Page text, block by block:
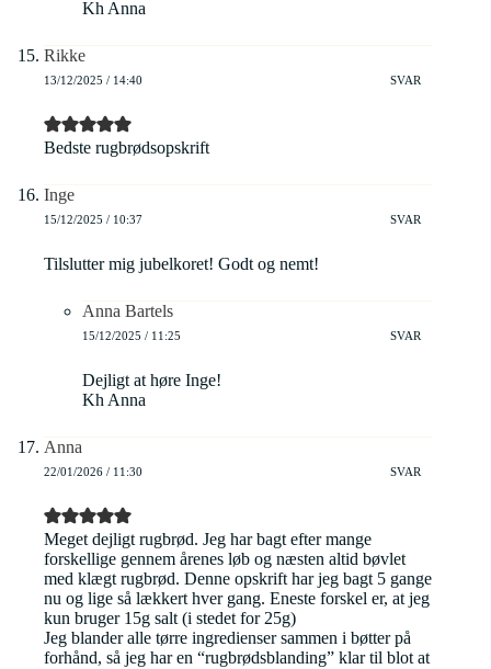
Kh Anna
Rikke
13/12/2025 / 14:40 SVAR
Bedste rugbrødsopskrift
Inge
15/12/2025 / 10:37 SVAR
Tilslutter mig jubelkoret! Godt og nemt!
Anna Bartels
15/12/2025 / 11:25 SVAR
Dejligt at høre Inge!
Kh Anna
Anna
22/01/2026 / 11:30 SVAR
Meget dejligt rugbrød. Jeg har bagt efter mange
forskellige gennem årenes løb og næsten altid bøvlet
med klægt rugbrød. Denne opskrift har jeg bagt 5 gange
nu og lige så lækkert hver gang. Eneste forskel er, at jeg
kun bruger 15g salt (i stedet for 25g)
Jeg blander alle tørre ingredienser sammen i bøtter på
forhånd, så jeg har en “rugbrødsblanding” klar til blot at